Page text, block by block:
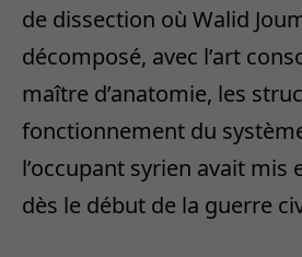
de dissection où Walid
décomposé, avec l’art
maître d’anatomie, les
fonctionnement du
l’occupant syrien avait mis
dès le début de la guerre